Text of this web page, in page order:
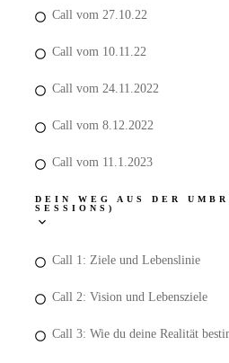
Call vom 27.10.22
Call vom 10.11.22
Call vom 24.11.2022
Call vom 8.12.2022
Call vom 11.1.2023
DEIN WEG AUS DER
SESSIONS)
Call 1: Ziele und Lebenslinie
Call 2: Vision und Lebensziele
Call 3: Wie du deine Realität